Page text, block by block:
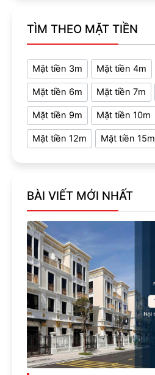
TÌM THEO MẶT TIỀN
Mặt tiền 3m Mặt tiền 4m
Mặt tiền 6m Mặt tiền 7m
Mặt tiền 9m Mặt tiền 10m
Mặt tiền 12m Mặt tiền 15m
BÀI VIẾT MỚI NHẤT